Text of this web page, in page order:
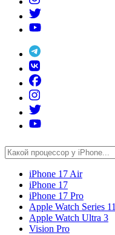
iPhone 17 Air
iPhone 17
iPhone 17 Pro
Apple Watch Series 11
Apple Watch Ultra 3
Vision Pro